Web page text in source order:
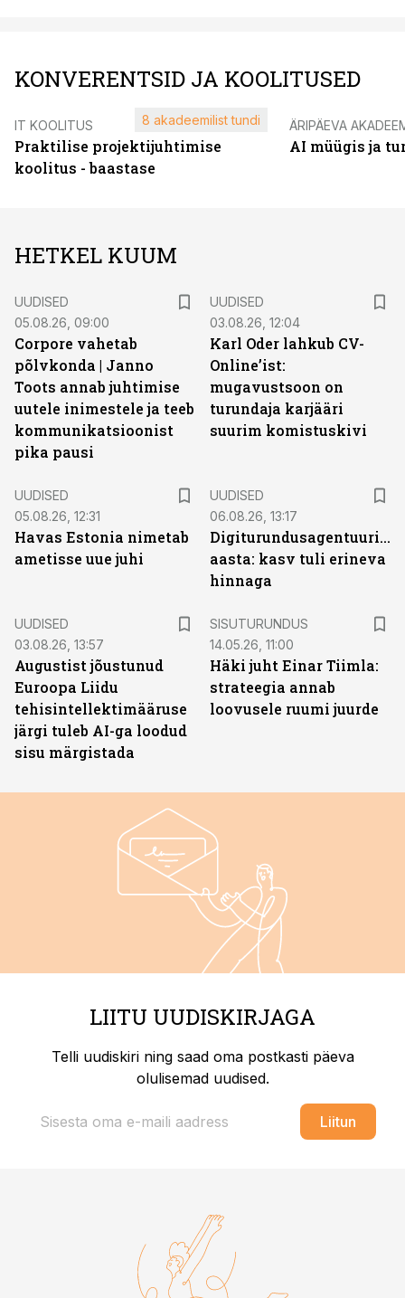
KONVERENTSID JA KOOLITUSED
IT KOOLITUS
Praktilise projektijuhtimise
koolitus - baastase
8 akadeemilist tundi ÄRIPÄEVA
AI müügis ja
HETKEL KUUM
UUDISED
05.08.26, 09:00
Corpore vahetab
põlvkonda | Janno
Toots annab juhtimise
uutele inimestele ja teeb
kommunikatsioonist
pika pausi
UUDISED
03.08.26, 12:04
Karl Oder lahkub CV-
Online’ist:
mugavustsoon on
turundaja karjääri
suurim komistuskivi
UUDISED
05.08.26, 12:31
Havas Estonia nimetab
ametisse uue juhi
UUDISED
06.08.26, 13:17
Digiturundusagentuuride
aasta: kasv tuli erineva
hinnaga
UUDISED
03.08.26, 13:57
Augustist jõustunud
Euroopa Liidu
tehisintellektimääruse
järgi tuleb AI-ga loodud
sisu märgistada
SISUTURUNDUS
14.05.26, 11:00
Häki juht Einar Tiimla:
strateegia annab
loovusele ruumi juurde
LIITU UUDISKIRJAGA
Telli uudiskiri ning saad oma postkasti päeva
olulisemad uudised.
Liitun